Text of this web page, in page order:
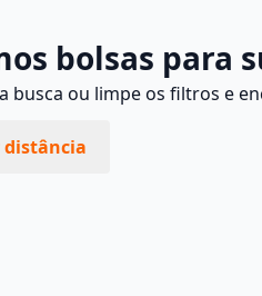
bolsas para
busca ou limpe os filtros e